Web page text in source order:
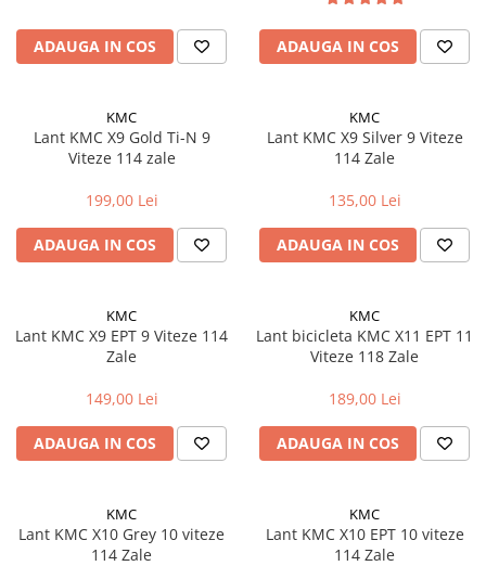
Brat pedalier
Schimbator de viteze bicicleta
Schimbatoare spate
Manete schimbator si frana
Manete mixte frana - schimbator
Roti
ADAUGA IN COS ADAUGA IN COS
KMC
Lant KMC X9 Gold Ti-N 9
Viteze 114 zale
199,00 Lei
ADAUGA IN COS
KMC
Lant KMC X9 Silver 9 Viteze
114 Zale
135,00 Lei
ADAUGA IN COS
KMC
Lant KMC X9 EPT 9 Viteze 114
Zale
149,00 Lei
ADAUGA IN COS
KMC
Lant bicicleta KMC X11 EPT 11
Viteze 118 Zale
189,00 Lei
ADAUGA IN COS
KMC
Lant KMC X10 Grey 10 viteze
114 Zale
KMC
Lant KMC X10 EPT 10 viteze
114 Zale